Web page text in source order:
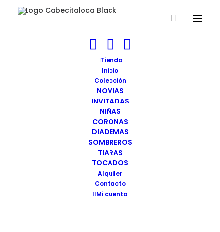
Tienda
Inicio
Colección
NOVIAS
INVITADAS
NIÑAS
CORONAS
DIADEMAS
SOMBREROS
TIARAS
TOCADOS
Alquiler
Contacto
Mi cuenta
Sombrero NANTES Cabecitaloca (6)
Sombrero NANTES
Sombrero NANTES Cabecitaloca (6)
Sombrero NANTES
Cabecitaloca (6)